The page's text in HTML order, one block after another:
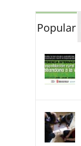
Popular